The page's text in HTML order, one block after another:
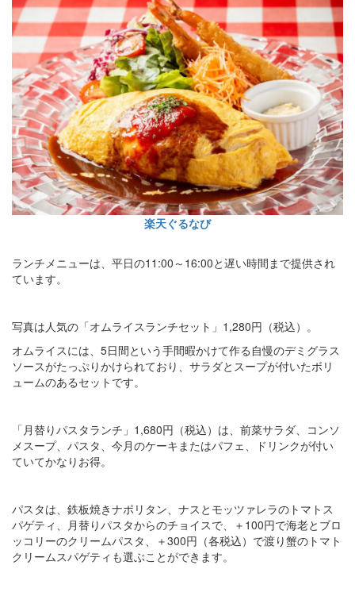
楽天ぐるなび
ランチメニューは、平日の11:00～16:00と遅い時間まで提供され
ています。
写真は人気の「オムライスランチセット」1,280円（税込）。
オムライスには、5日間という手間暇かけて作る自慢のデミグラス
ソースがたっぷりかけられており、サラダとスープが付いたボリ
ュームのあるセットです。
「月替りパスタランチ」1,680円（税込）は、前菜サラダ、コンソ
メスープ、パスタ、今月のケーキまたはパフェ、ドリンクが付い
ていてかなりお得。
パスタは、鉄板焼きナポリタン、ナスとモッツァレラのトマトス
パゲティ、月替りパスタからのチョイスで、＋100円で海老とブロ
ッコリーのクリームパスタ、＋300円（各税込）で渡り蟹のトマト
クリームスパゲティも選ぶことができます。